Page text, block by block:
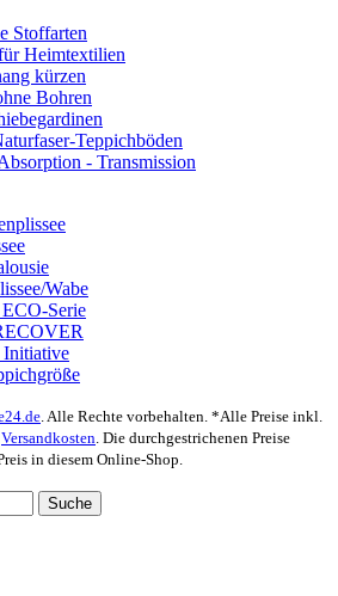
Stoffarten
Heimtextilien
kürzen
Bohren
Teppichböden
- Transmission
Wabe
Serie
. Alle Rechte vorbehalten. *Alle Preise inkl.
Versandkosten. Die durchgestrichenen Preise
in diesem Online-Shop.
Suche